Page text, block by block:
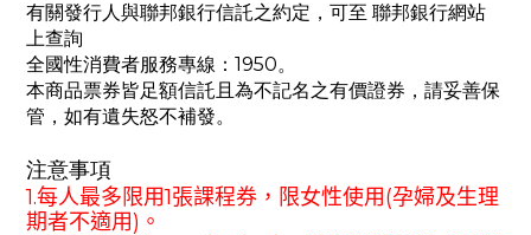
有關發行人與聯邦銀行信託之約定，可至 聯邦銀行網站
上查詢
全國性消費者服務專線：1950。
本商品票券皆足額信託且為不記名之有價證券，請妥善保
管，如有遺失怒不補發。
注意事項
1.每人最多限用1張課程券，限女性使用(孕婦及生理
期者不適用) 。